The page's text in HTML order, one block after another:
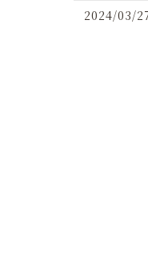
2024/03/